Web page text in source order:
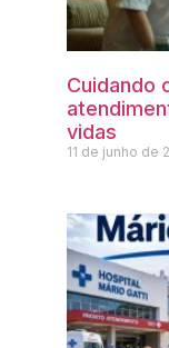
Cuidando
vidas
11 de junho de